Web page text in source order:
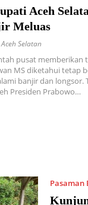
Aceh
Meluas
Selatan
pusat memberikan
MS diketahui tetap
banjir dan longsor.
Presiden Prabowo…
Pasaman